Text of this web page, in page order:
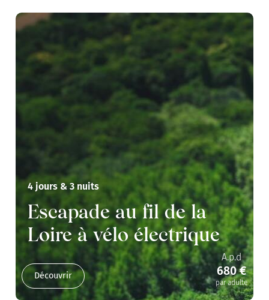
4 jours & 3 nuits
Escapade au fil de la
Loire à vélo électrique
Découvrir
A.p.d
680 €
par adulte